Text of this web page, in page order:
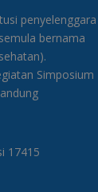
penyelenggara
bernama
Simposium
17415